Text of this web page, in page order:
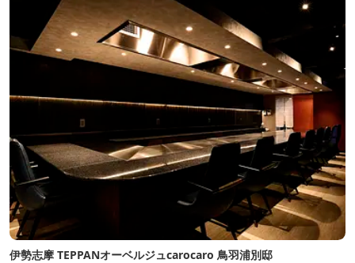
伊勢志摩 TEPPANオーベルジュcarocaro 鳥羽浦別邸